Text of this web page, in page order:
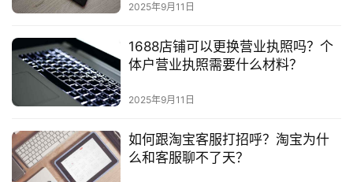
2025年9月11日
1688店铺可以更换营业执照吗？个
体户营业执照需要什么材料？
2025年9月11日
如何跟淘宝客服打招呼？淘宝为什
么和客服聊不了天？